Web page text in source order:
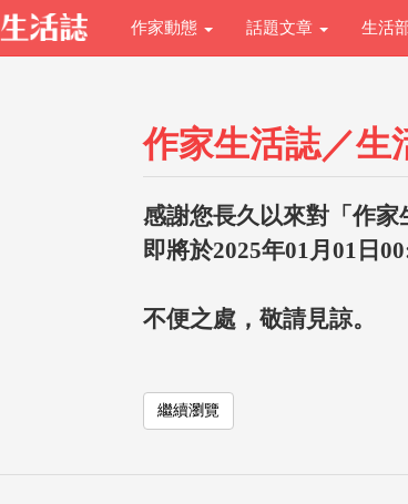
作家動態 話題文章 生活
作家生活誌／生
感謝您長久以來對「作家
即將於2025年01月01日
不便之處，敬請見諒。
繼續瀏覽